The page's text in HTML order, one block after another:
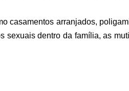
casamentos arranjados,
sexuais dentro da família, as